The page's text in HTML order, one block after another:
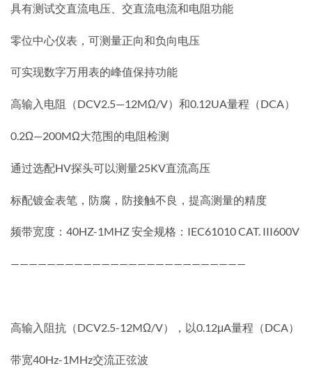
具有测试交直流电压、交直流电流和电阻功能
零位中心仪表，可测量正向和负向电压
可实现数字万用表的峰值保持功能
高输入电阻（DCV2.5—12MΩ/V）和0.12UA量程（DCA）
0.2Ω—200MΩ大范围的电阻检测
通过选配HV探头可以测量25KV直流高压
标配镀金表笔，防腐，防接触不良，提高测量的精度
频带宽度：40HZ-1MHZ 安全规格：IEC61010 CAT. III600V
——————————————————————————
高输入阻抗（DCV2.5-12MΩ/V），以0.12μA量程（DCA）
带宽40Hz-1MHz交流正弦波